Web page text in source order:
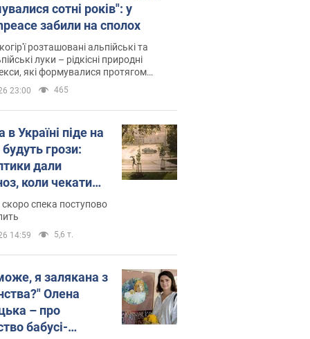
сотні років": у
забили на сполох
розташовані альпійські та
луки – рідкісні природні
які формувалися протягом
23:00 465
в Україні піде на
грози:
дали
коли чекати
погоди
скоро спека поступово
14:59 5,6 т.
я залякана з
Олена
– про
бабусі-